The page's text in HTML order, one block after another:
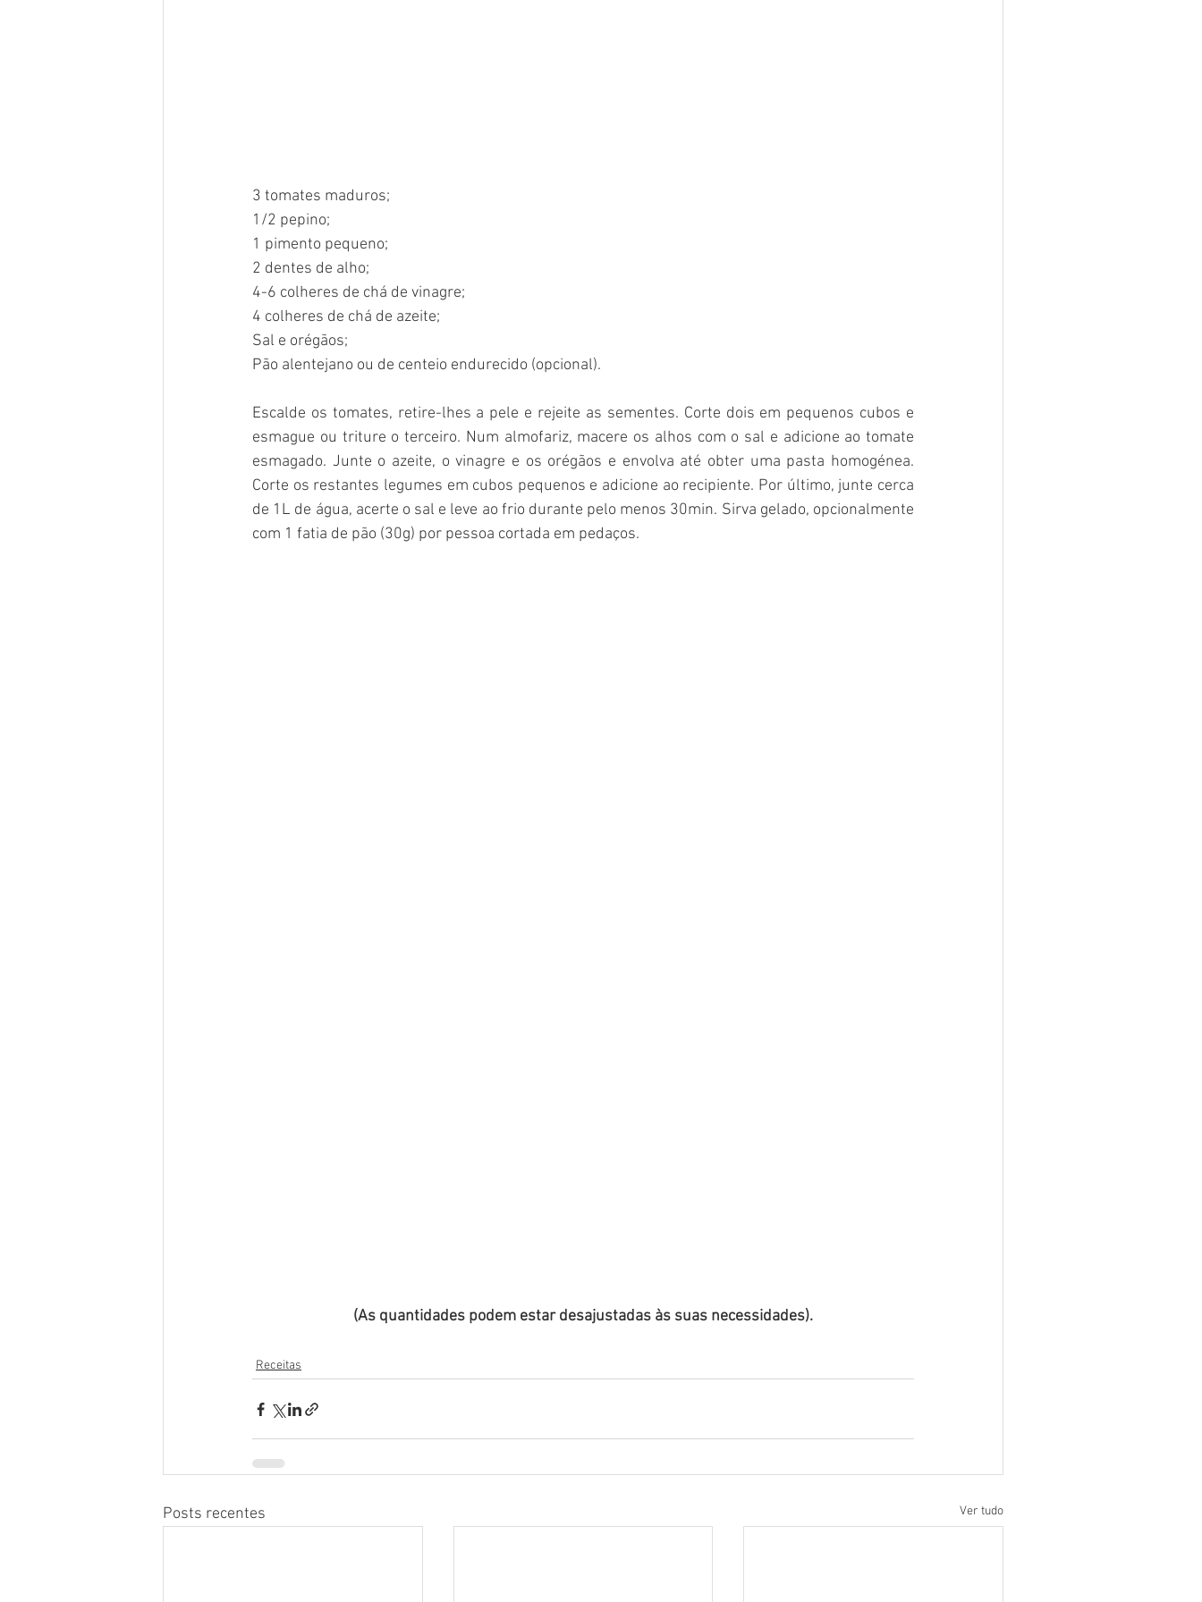
3 tomates maduros;
1/2 pepino;
1 pimento pequeno;
2 dentes de alho;
4-6 colheres de chá de vinagre;
4 colheres de chá de azeite;
Sal e orégãos;
Pão alentejano ou de centeio endurecido (opcional).
Escalde os tomates, retire-lhes a pele e rejeite as sementes. Corte dois em pequenos cubos e
esmague ou triture o terceiro. Num almofariz, macere os alhos com o sal e adicione ao tomate
esmagado. Junte o azeite, o vinagre e os orégãos e envolva até obter uma pasta homogénea.
Corte os restantes legumes em cubos pequenos e adicione ao recipiente. Por último, junte cerca
de 1L de água, acerte o sal e leve ao frio durante pelo menos 30min. Sirva gelado, opcionalmente
com 1 fatia de pão (30g) por pessoa cortada em pedaços.
(As quantidades podem estar desajustadas às suas necessidades).
Receitas
Posts recentes Ver tudo